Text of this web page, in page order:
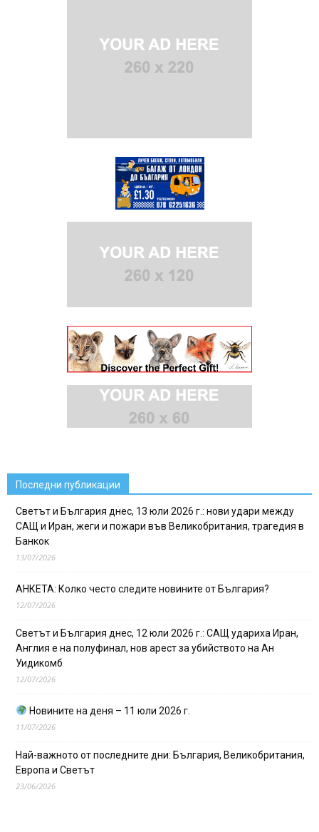
Последни публикации
Светът и България днес, 13 юли 2026 г.: нови удари между
САЩ и Иран, жеги и пожари във Великобритания, трагедия в
Банкок
13/07/2026
АНКЕТА: Колко често следите новините от България?
12/07/2026
Светът и България днес, 12 юли 2026 г.: САЩ удариха Иран,
Англия е на полуфинал, нов арест за убийството на Ан
Уидикомб
12/07/2026
Новините на деня – 11 юли 2026 г.
11/07/2026
Най-важното от последните дни: България, Великобритания,
Европа и Светът
23/06/2026